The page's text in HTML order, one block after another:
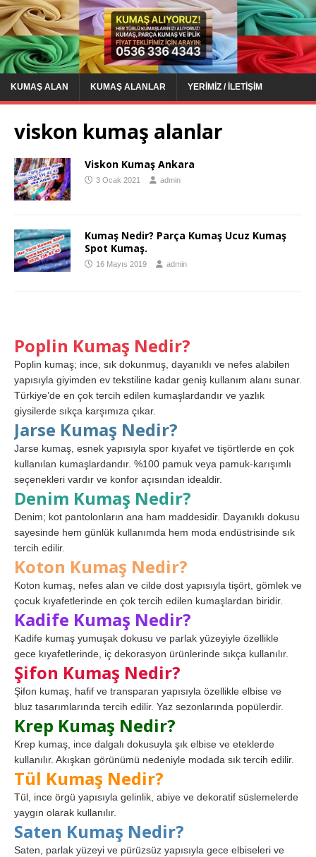
KUMAŞ ALAN KUMAŞ ALANLAR YERIMIZ / İLETIŞIM
viskon kumaş alanlar
Viskon Kumaş Ankara
3 Ocak 2021 admin
Kumaş Nedir? Parça Kumaş Ucuz Kumaş
Spot Kumaş.
16 Mayıs 2019 admin
Poplin Kumaş Nedir?
Poplin kumaş; ince, sık dokunmuş, dayanıklı ve nefes alabilen
yapısıyla giyimden ev tekstiline kadar geniş kullanım alanı sunar.
Türkiye’de en çok tercih edilen kumaşlardandır ve yazlık
giysilerde sıkça karşımıza çıkar.
Jarse Kumaş Nedir?
Jarse kumaş, esnek yapısıyla spor kıyafet ve tişörtlerde en çok
kullanılan kumaşlardandır. %100 pamuk veya pamuk-karışımlı
seçenekleri vardır ve konfor açısından idealdir.
Denim Kumaş Nedir?
Denim; kot pantolonların ana ham maddesidir. Dayanıklı dokusu
sayesinde hem günlük kullanımda hem moda endüstrisinde sık
tercih edilir.
Koton Kumaş Nedir?
Koton kumaş, nefes alan ve cilde dost yapısıyla tişört, gömlek ve
çocuk kıyafetlerinde en çok tercih edilen kumaşlardan biridir.
Kadife Kumaş Nedir?
Kadife kumaş yumuşak dokusu ve parlak yüzeyiyle özellikle
gece kıyafetlerinde, iç dekorasyon ürünlerinde sıkça kullanılır.
Şifon Kumaş Nedir?
Şifon kumaş, hafif ve transparan yapısıyla özellikle elbise ve
bluz tasarımlarında tercih edilir. Yaz sezonlarında popülerdir.
Krep Kumaş Nedir?
Krep kumaş, ince dalgalı dokusuyla şık elbise ve eteklerde
kullanılır. Akışkan görünümü nedeniyle modada sık tercih edilir.
Tül Kumaş Nedir?
Tül, ince örgü yapısıyla gelinlik, abiye ve dekoratif süslemelerde
yaygın olarak kullanılır.
Saten Kumaş Nedir?
Saten, parlak yüzeyi ve pürüzsüz yapısıyla gece elbiseleri ve